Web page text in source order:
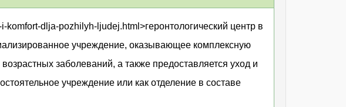
dlja-pozhilyh-ljudej.html>геронтологический центр в
учреждение, оказывающее комплексную
заболеваний, а также предоставляется уход и
учреждение или как отделение в составе